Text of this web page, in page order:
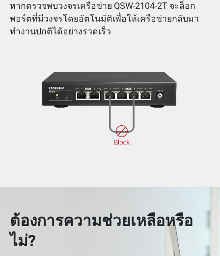
หากตรวจพบวงจรเครือข่าย QSW-2104-2T จะล็อก
พอร์ตที่มีวงจรโดยอัตโนมัติเพื่อให้เครือข่ายกลับมา
ทำงานปกติได้อย่างรวดเร็ว
ต้องการความช่วยเหลือหรือ
ไม่?